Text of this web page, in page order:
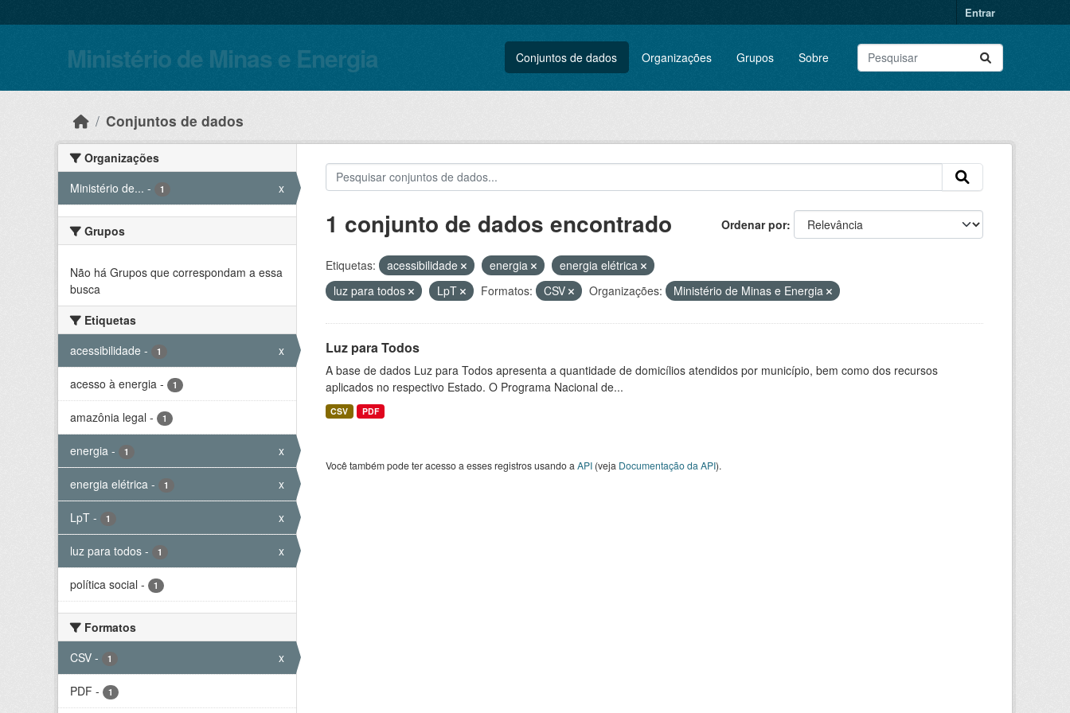
Entrar
Ministério de Minas e Energia Conjuntos de dados Organizações Grupos Sobre
Conjuntos de dados
Organizações
Ministério de... - 1 x
Grupos
Não há Grupos que correspondam a essa
busca
Etiquetas
acessibilidade - 1 x
acesso à energia - 1
amazônia legal - 1
energia - 1 x
energia elétrica - 1 x
LpT - 1 x
luz para todos - 1 x
política social - 1
Formatos
CSV - 1 x
PDF - 1
Ordenar por
1 conjunto de dados encontrado
Etiquetas: acessibilidade energia
energia elétrica
luz para todos
LpT Formatos: CSV Organizações: Ministério de Minas e Energia
Luz para Todos
A base de dados Luz para Todos apresenta a quantidade de domicílios atendidos por município, bem como dos recursos
aplicados no respectivo Estado. O Programa Nacional de...
CSV PDF
Você também pode ter acesso a esses registros usando a API(veja Documentação da API).